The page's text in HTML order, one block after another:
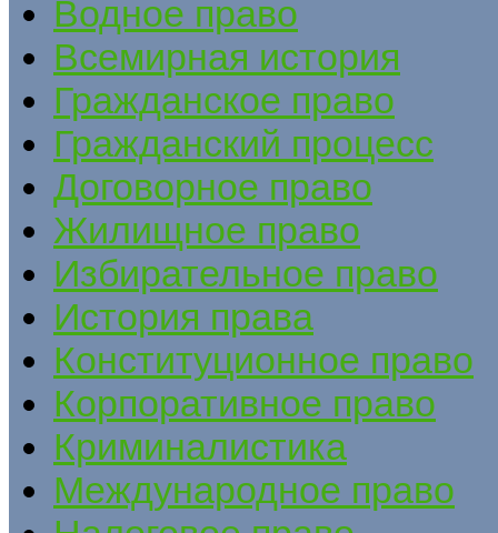
Водное право
Всемирная история
Гражданское право
Гражданский процесс
Договорное право
Жилищное право
Избирательное право
История права
Конституционное право
Корпоративное право
Криминалистика
Международное право